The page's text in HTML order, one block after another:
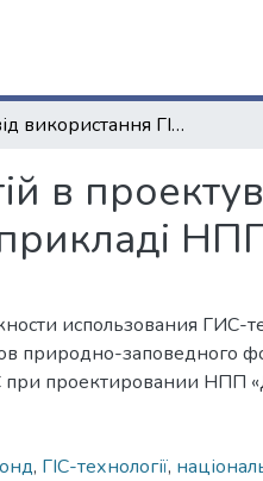
Досвід використання ГІС-технологій в проектуванні об’єктів природно-заповідного фонду (на прикладі НПП «Дворічанський»)
в
использования ГИС-
природно-заповедного
при проектировании НПП
, ГІС-технології,